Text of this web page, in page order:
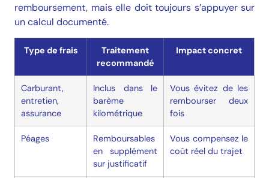
remboursement, mais elle doit toujours s’appuyer sur
un calcul documenté.
Type de frais
Traitement
recommandé
Impact concret
Carburant,
entretien,
assurance
Inclus dans le
barème
kilométrique
Vous évitez de les
rembourser deux
fois
Péages
Remboursables
en supplément
sur justificatif
Vous compensez le
coût réel du trajet